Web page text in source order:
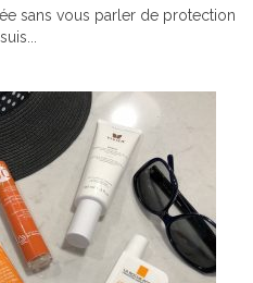
sans vous parler de protection